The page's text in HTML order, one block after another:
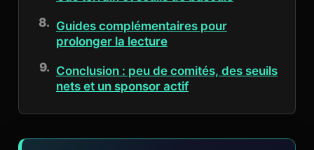
Guides complémentaires pour
prolonger la lecture
Conclusion : peu de comités, des seuils
nets et un sponsor actif